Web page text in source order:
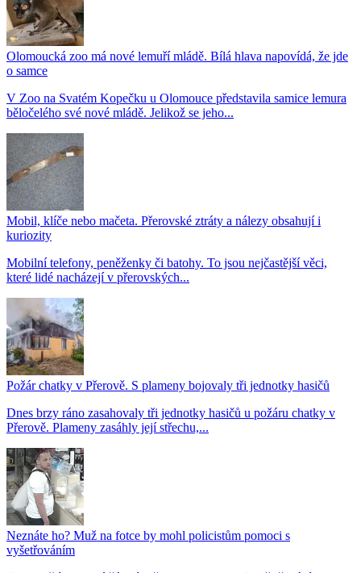
Olomoucká zoo má nové lemuří mládě. Bílá hlava napovídá, že jde
o samce
V Zoo na Svatém Kopečku u Olomouce představila samice lemura
běločelého své nové mládě. Jelikož se jeho...
Mobil, klíče nebo mačeta. Přerovské ztráty a nálezy obsahují i
kuriozity
Mobilní telefony, peněženky či batohy. To jsou nejčastější věci,
které lidé nacházejí v přerovských...
Požár chatky v Přerově. S plameny bojovaly tři jednotky hasičů
Dnes brzy ráno zasahovaly tři jednotky hasičů u požáru chatky v
Přerově. Plameny zasáhly její střechu,...
Neznáte ho? Muž na fotce by mohl policistům pomoci s
vyšetřováním